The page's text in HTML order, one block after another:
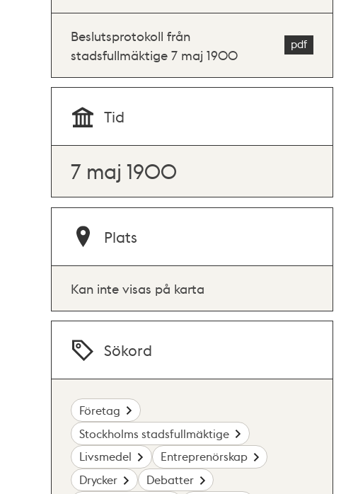
Beslutsprotokoll från
stadsfullmäktige 7 maj 1900
Tid
7 maj 1900
Plats
Kan inte visas på karta
Sökord
Företag
Stockholms stadsfullmäktige
Livsmedel
Entreprenörskap
Drycker
Debatter